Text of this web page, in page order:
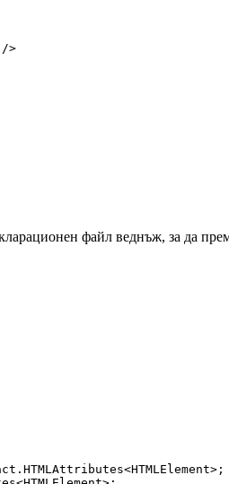
/>
файл веднъж, за да
. HTMLAttributes<HTMLElement>;